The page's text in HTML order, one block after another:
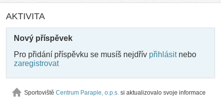
AKTIVITA
Nový příspěvek
Pro přidání příspěvku se musíš nejdřív přihlásitnebo
zaregistrovat
Sportoviště Centrum Paraple, o.p.s. si aktualizovalo svoje informace